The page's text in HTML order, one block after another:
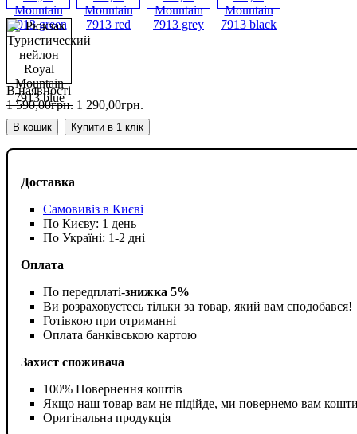
Доставка
Самовивіз в Києві
По Києву: 1 день
По Україні: 1-2 дні
Оплата
По передплаті-знижка 5%
Ви розраховуєтесь тільки за товар, який вам сподобався!
Готівкою при отриманні
Оплата банківською картою
Захист споживача
100% Повернення коштів
Якщо наш товар вам не підійде, ми повернемо вам
Оригінальна продукція
В наявності
1 590,00грн. 1 290,00грн.
В кошик Купити в 1 клік